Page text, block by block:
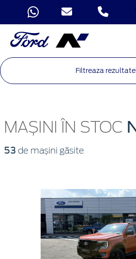
Filtreaza
MAȘINI ÎN STOC
53 de mașini găsite